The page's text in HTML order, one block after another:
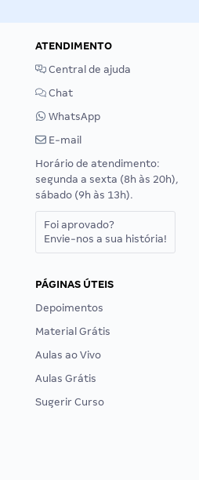
ATENDIMENTO
Central de ajuda
Chat
WhatsApp
E-mail
Horário de atendimento:
segunda a sexta (8h às 20h),
sábado (9h às 13h).
Foi aprovado?
Envie-nos a sua história!
PÁGINAS ÚTEIS
Depoimentos
Material Grátis
Aulas ao Vivo
Aulas Grátis
Sugerir Curso